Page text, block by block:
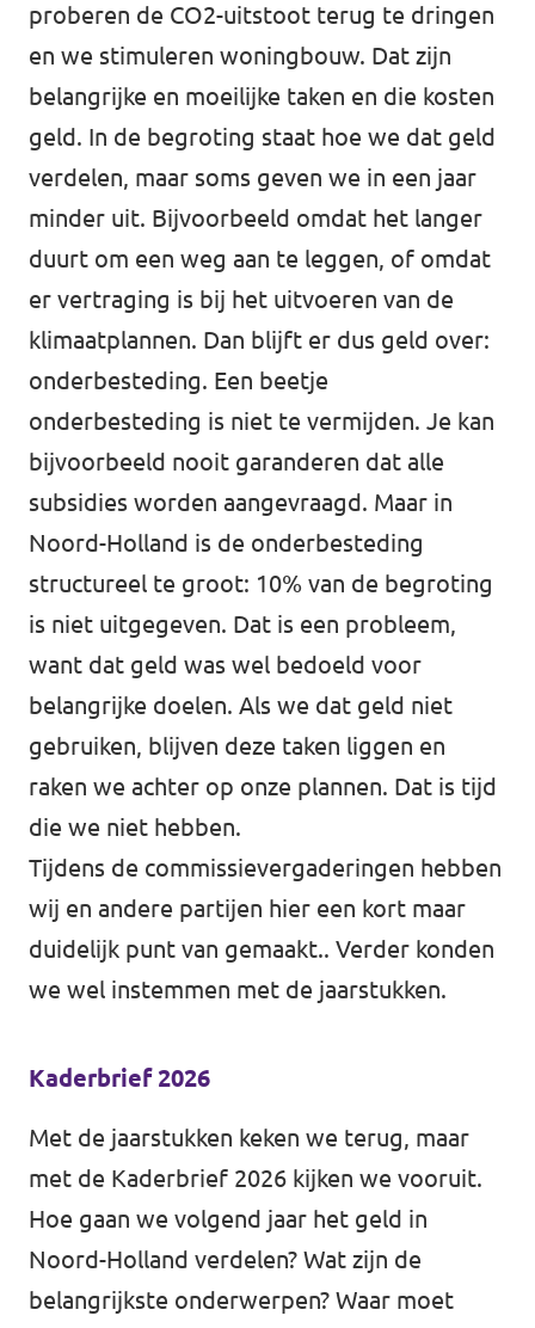
proberen de CO2-uitstoot terug te dringen
en we stimuleren woningbouw. Dat zijn
belangrijke en moeilijke taken en die kosten
geld. In de begroting staat hoe we dat geld
verdelen, maar soms geven we in een jaar
minder uit. Bijvoorbeeld omdat het langer
duurt om een weg aan te leggen, of omdat
er vertraging is bij het uitvoeren van de
klimaatplannen. Dan blijft er dus geld over:
onderbesteding. Een beetje
onderbesteding is niet te vermijden. Je kan
bijvoorbeeld nooit garanderen dat alle
subsidies worden aangevraagd. Maar in
Noord-Holland is de onderbesteding
structureel te groot: 10% van de begroting
is niet uitgegeven. Dat is een probleem,
want dat geld was wel bedoeld voor
belangrijke doelen. Als we dat geld niet
gebruiken, blijven deze taken liggen en
raken we achter op onze plannen. Dat is tijd
die we niet hebben.
Tijdens de commissievergaderingen hebben
wij en andere partijen hier een kort maar
duidelijk punt van gemaakt.. Verder konden
we wel instemmen met de jaarstukken.
Kaderbrief 2026
Met de jaarstukken keken we terug, maar
met de Kaderbrief 2026 kijken we vooruit.
Hoe gaan we volgend jaar het geld in
Noord-Holland verdelen? Wat zijn de
belangrijkste onderwerpen? Waar moet